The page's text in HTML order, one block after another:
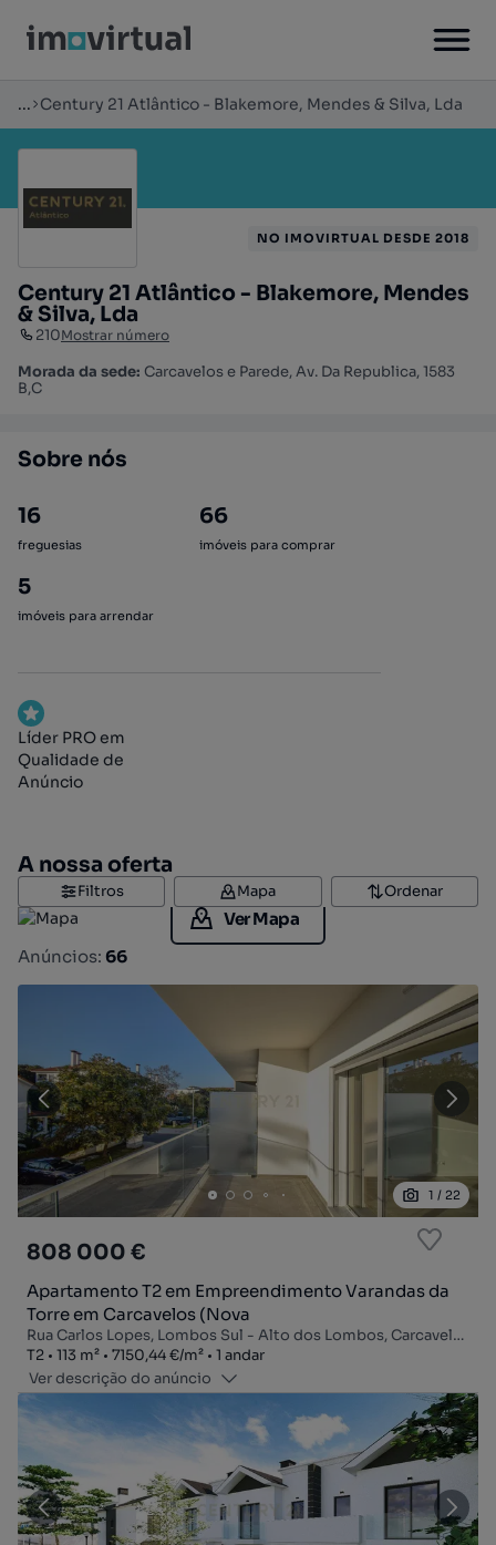
... Century 21 Atlântico - Blakemore, Mendes & Silva, Lda
Century 21 Atlântico - Blakemore, Mendes
& Silva, Lda
210Mostrar número
Morada da sede: Carcavelos e Parede, Av. Da Republica, 1583
B,C
NO IMOVIRTUAL DESDE 2018
Sobre nós
16
freguesias
66
imóveis para comprar
5
imóveis para arrendar
Líder PRO em
Qualidade de
Anúncio
A nossa oferta
Filtros Mapa Ordenar
Ver Mapa
Anúncios: 66
1 / 22
808 000 €
Apartamento T2 em Empreendimento Varandas da
Torre em Carcavelos (Nova
Rua Carlos Lopes, Lombos Sul - Alto dos Lombos, Carcavelos e Parede, Cascais, Lisboa
Tipologia
T2
Zona113 m²
Preço por metro quadrado
7150,44 €/m²
Andar
1 andar
Ver descrição do anúncio